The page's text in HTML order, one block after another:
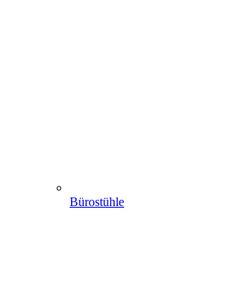
Bürostühle